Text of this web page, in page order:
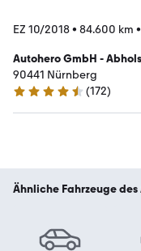
EZ 10/2018• 84.600 km •
Autohero GmbH -
90441 Nürnberg
4.5 Sterne
(172)
Ähnliche Fahrzeuge